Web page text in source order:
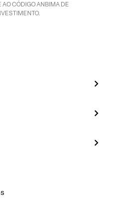
AO CÓDIGO ANBIMA DE